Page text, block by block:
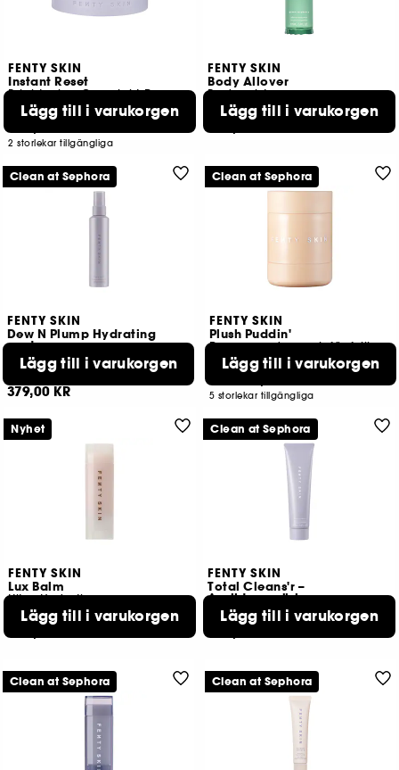
FENTY SKIN
Instant Reset
Brightening Overnight Recovery Gel-Cream With Niacinamide
132
449,00 KR
2 storlekar tillgängliga
Lägg till i varukorgen
FENTY SKIN
Body Allover
Body mist
11
409,00 KR
Lägg till i varukorgen
FENTY SKIN
Dew N Plump Hydrating
nectar
Face mist
379,00 KR
Lägg till i varukorgen
Clean at Sephora
FENTY SKIN
Plush Puddin'
Reparerande mask för fylliga läppar
650
5 storlekar tillgängliga
Lägg till i varukorgen
Clean at Sephora
FENTY SKIN
Lux Balm
Ultra-Hydrating
4
229,00 KR
Lägg till i varukorgen
Nyhet
FENTY SKIN
Total Cleans'r –
Ansiktsrengöring
1507
359,00 KR
Lägg till i varukorgen
Clean at Sephora
Clean at Sephora Clean at Sephora